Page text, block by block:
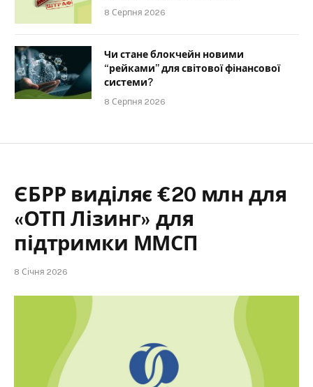
8 Серпня 2026
Чи стане блокчейн новими
“рейками” для світової фінансової
системи?
8 Серпня 2026
ЄБРР виділяє €20 млн для
«ОТП Лізинг» для
підтримки ММСП
8 Січня 2026